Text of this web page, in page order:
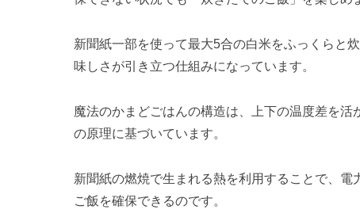
新聞紙一部を使って最大5合の白米をふっくらと
味しさが引き立つ仕組みになっています。
魔法のかまどごはんの構造は、上下の温度差を活
の原理に基づいています。
新聞紙の燃焼で生まれる熱を利用することで、
ご飯を確保できるのです。